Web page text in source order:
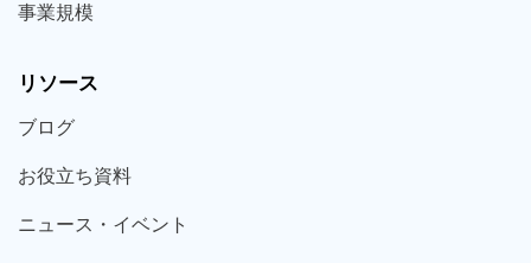
事業規模
リソース
ブログ
お役立ち資料
ニュース・ イベント